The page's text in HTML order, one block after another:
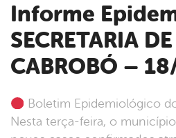
Informe Epidemiológico –
SECRETARIA
CABROBÓ –
Boletim Epidemiológico
Nesta terça-feira, o